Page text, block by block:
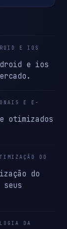
E IOS
e ios
E E-
otimizados
DO
do
DA